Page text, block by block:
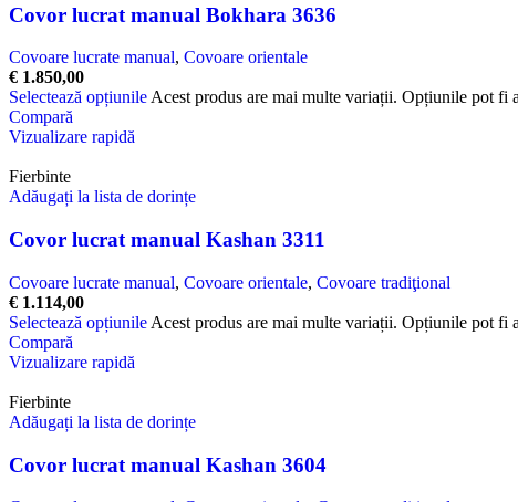
Covor lucrat manual Bokhara 3636
Covoare lucrate manual, Covoare orientale
€ 1.850,00
Selectează opțiunile Acest produs are mai multe variații. Opțiunile pot fi
Compară
Vizualizare rapidă
Fierbinte
Adăugați la lista de dorințe
Covor lucrat manual Kashan 3311
Covoare lucrate manual, Covoare orientale, Covoare tradiţional
€ 1.114,00
Selectează opțiunile Acest produs are mai multe variații. Opțiunile pot fi
Compară
Vizualizare rapidă
Fierbinte
Adăugați la lista de dorințe
Covor lucrat manual Kashan 3604